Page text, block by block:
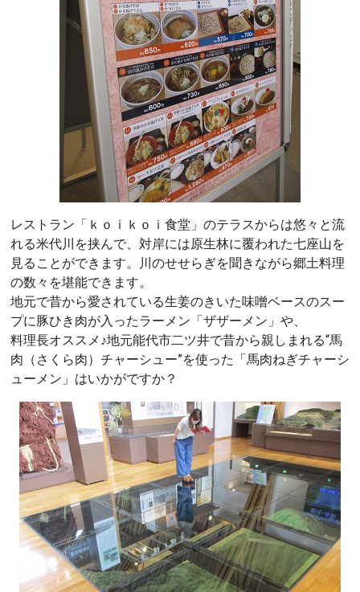
レストラン「ｋｏｉｋｏｉ食堂」のテラスからは悠々と流
れる米代川を挟んで、対岸には原生林に覆われた七座山を
見ることができます。川のせせらぎを聞きながら郷土料理
の数々を堪能できます。
地元で昔から愛されている生姜のきいた味噌ベースのスー
プに豚ひき肉が入ったラーメン「ザザーメン」や、
料理長オススメ♪地元能代市二ツ井で昔から親しまれる“馬
肉（さくら肉）チャーシュー”を使った「馬肉ねぎチャーシ
ューメン」はいかがですか？